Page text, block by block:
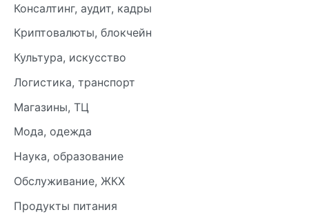
Консалтинг, аудит, кадры
Криптовалюты, блокчейн
Культура, искусство
Логистика, транспорт
Магазины, ТЦ
Мода, одежда
Наука, образование
Обслуживание, ЖКХ
Продукты питания